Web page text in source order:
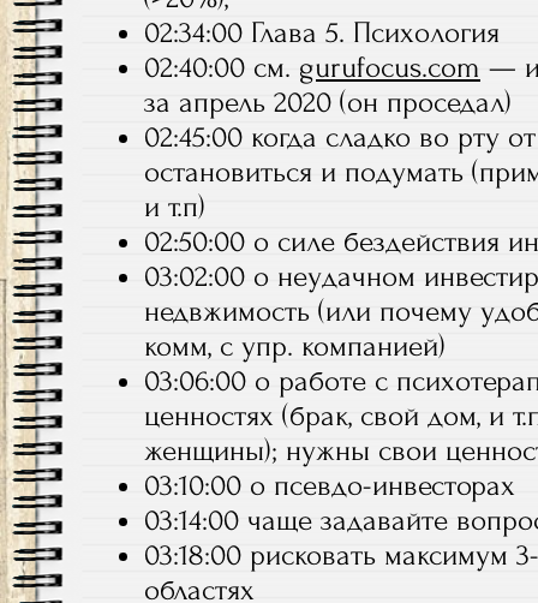
02:34:00 Глава 5. Психология
02:40:00 см. gurufocus.com —
за апрель 2020 (он проседал)
02:45:00 когда сладко во рту
остановиться и подумать
и т.п)
02:50:00 о силе бездействия
03:02:00 о неудачном
недвжимость (или почему
комм, с упр. компанией)
03:06:00 о работе с
ценностях (брак, свой дом, и
женщины); нужны свои
03:10:00 о псевдо-инвесторах
03:14:00 чаще задавайте
03:18:00 рисковать максимум
областях